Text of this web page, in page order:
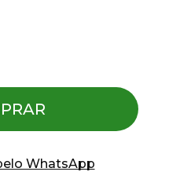
WhatsApp